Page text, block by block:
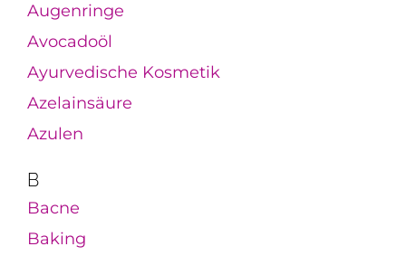
Augenringe
Avocadoöl
Ayurvedische Kosmetik
Azelainsäure
Azulen
B
Bacne
Baking